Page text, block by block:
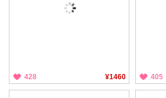
428 ¥1460 405